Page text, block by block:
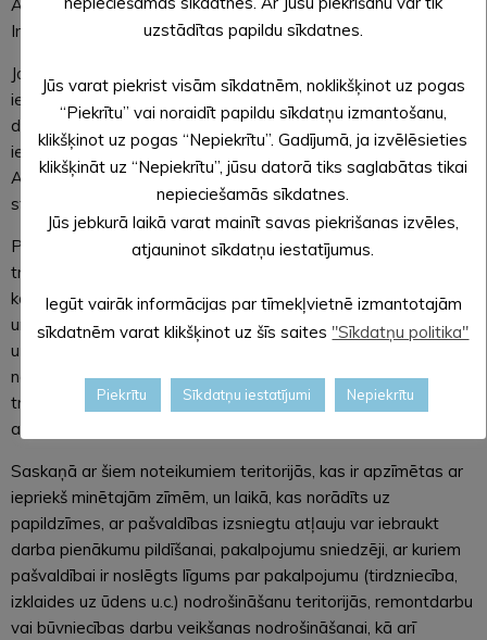
Alūksnes novada pašvaldības Īpašumu nodaļas vadītājs
Ingus Berkulis.
Ja automašīna minētajā teritorijā, tātad arī stāvlaukumā, būs
iebraukusi līdz pulksten 23.00, no stāvlaukuma tā izbraukt
drīkstēs. Savukārt, ja laika posmā, uz kuru attieksies
ierobežojumi, būs nepieciešams novietot automašīnu
Alūksnes Kultūras centra tuvumā, to varēs izdarīt
stāvlaukumos Dzirnavu un Skolas ielā.
Pašvaldības 2018. gada 28. jūnija noteikumi Nr. 3/2018 “Par
transportlīdzekļu iebraukšanu Alūksnes pilsētas teritorijās,
kas apzīmētas ar aizlieguma zīmi Nr.301 “Iebraukt aizliegts”
un papildzīmi Nr.849 “Pārējā papildinformācija”, kurā noteikts
uzraksts “Izņemot ar Alūksnes novada pašvaldības atļauju””
nosaka kārtību, kādā pašvaldība izsniedz atļaujas
transportlīdzekļu iebraukšanai tajās pilsētas teritorijās, kas
apzīmētas ar minētajām ceļa zīmēm.
Saskaņā ar šiem noteikumiem teritorijās, kas ir apzīmētas ar
iepriekš minētajām zīmēm, un laikā, kas norādīts uz
papildzīmes, ar pašvaldības izsniegtu atļauju var iebraukt
darba pienākumu pildīšanai, pakalpojumu sniedzēji, ar kuriem
pašvaldībai ir noslēgts līgums par pakalpojumu (tirdzniecība,
izklaides uz ūdens u.c.) nodrošināšanu teritorijās, remontdarbu
vai būvniecības darbu veikšanas nodrošināšanai, kā arī
uzstādītas papildu sīkdatnes.
Jūs varat piekrist visām sīkdatnēm, noklikšķinot uz pogas
“Piekrītu” vai noraidīt papildu sīkdatņu izmantošanu,
klikšķinot uz pogas “Nepiekrītu”. Gadījumā, ja izvēlēsieties
klikšķināt uz “Nepiekrītu”, jūsu datorā tiks saglabātas tikai
nepieciešamās sīkdatnes.
Jūs jebkurā laikā varat mainīt savas piekrišanas izvēles,
atjauninot sīkdatņu iestatījumus.
Iegūt vairāk informācijas par tīmekļvietnē izmantotajām
sīkdatnēm varat klikšķinot uz šīs saites "Sīkdatņu politika"
Piekrītu Sīkdatņu iestatījumi Nepiekrītu